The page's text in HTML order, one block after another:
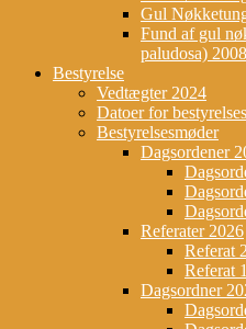
Gul
Fund af gul
paludosa)
Bestyrelse
Vedtægter 2024
Datoer for
Bestyrelsesmøder
Dagsordener
Referater 2026
Referat
Referat
Dagsordner